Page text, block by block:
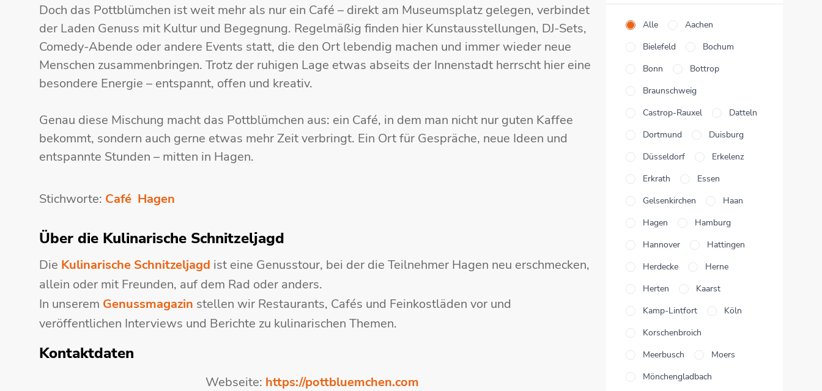
Doch das Pottblümchen ist weit mehr als nur ein Café – direkt am Museumsplatz gelegen, verbindet
der Laden Genuss mit Kultur und Begegnung. Regelmäßig finden hier Kunstausstellungen, DJ-Sets,
Comedy-Abende oder andere Events statt, die den Ort lebendig machen und immer wieder neue
Menschen zusammenbringen. Trotz der ruhigen Lage etwas abseits der Innenstadt herrscht hier eine
besondere Energie – entspannt, offen und kreativ.
Genau diese Mischung macht das Pottblümchen aus: ein Café, in dem man nicht nur guten Kaffee
bekommt, sondern auch gerne etwas mehr Zeit verbringt. Ein Ort für Gespräche, neue Ideen und
entspannte Stunden – mitten in Hagen.
Stichworte: Café Hagen
Über die Kulinarische Schnitzeljagd
Die Kulinarische Schnitzeljagd ist eine Genusstour, bei der die Teilnehmer Hagen neu erschmecken,
allein oder mit Freunden, auf dem Rad oder anders.
In unserem Genussmagazin stellen wir Restaurants, Cafés und Feinkostläden vor und
veröffentlichen Interviews und Berichte zu kulinarischen Themen.
Kontaktdaten
Webseite: https://pottbluemchen.com
Alle
Aachen
Bielefeld
Bochum
Bonn
Bottrop
Braunschweig
Castrop-Rauxel
Datteln
Dortmund
Duisburg
Düsseldorf
Erkelenz
Erkrath
Essen
Gelsenkirchen
Haan
Hagen
Hamburg
Hannover
Hattingen
Herdecke
Herne
Herten
Kaarst
Kamp-Lintfort
Köln
Korschenbroich
Meerbusch
Moers
Mönchengladbach